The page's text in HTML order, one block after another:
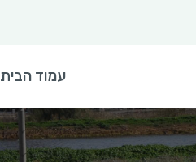
עמוד הבית